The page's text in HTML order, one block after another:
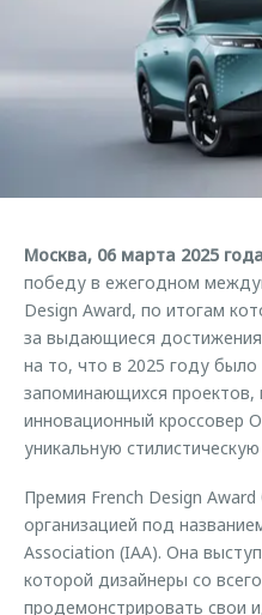
Кредитный калькулятор
Аксессуары
Одежда и сувениры
Трейд-ин
Калькулятор трейд-ин
Клиентская поддержка
O&J Автоклуб
Клуб владельцев OMODA
Приложение O&J
Аксессуары
Оригинальные аксессуары
Запчасти
Обратная связь
Москва, 06 марта 2025 года
победу в ежегодном
Design Award, по итогам
за выдающиеся
на то, что в 2025 году
запоминающихся проектов,
инновационный кроссовер
уникальную
Премия French Design
организацией под
Association (IAA). Она
которой дизайнеры со
продемонстрировать свои